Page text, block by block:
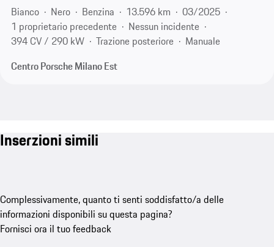
Bianco
Nero Benzina 13.596 km
03/2025
1 proprietario precedente
Nessun incidente
394 CV / 290 kW
Trazione posteriore
Manuale
Centro Porsche Milano Est
Inserzioni simili
Complessivamente, quanto ti senti soddisfatto/a delle
informazioni disponibili su questa pagina?
Fornisci ora il tuo feedback